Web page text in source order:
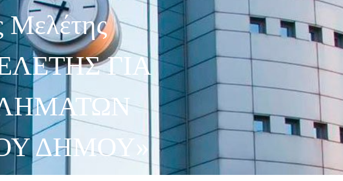
Μελέτης
ΓΙΑ
ΔΗΜΟΥ»